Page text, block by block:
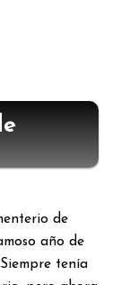
de
año de
tenía